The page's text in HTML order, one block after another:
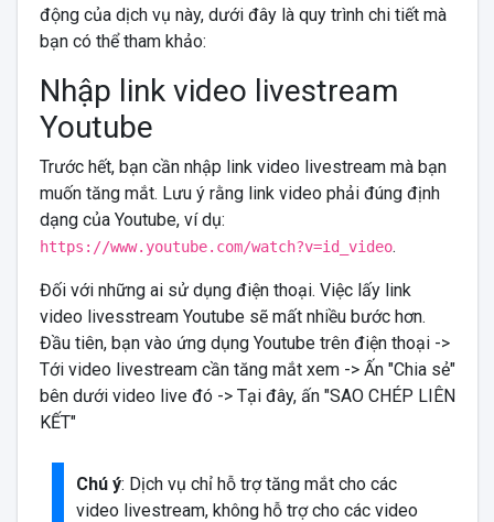
động của dịch vụ này, dưới đây là quy trình chi tiết mà
bạn có thể tham khảo:
Nhập link video livestream
Youtube
Trước hết, bạn cần nhập link video livestream mà bạn
muốn tăng mắt. Lưu ý rằng link video phải đúng định
dạng của Youtube, ví dụ:
https://www.youtube.com/watch?v=id_video.
Đối với những ai sử dụng điện thoại. Việc lấy link
video livesstream Youtube sẽ mất nhiều bước hơn.
Đầu tiên, bạn vào ứng dụng Youtube trên điện thoại ->
Tới video livestream cần tăng mắt xem -> Ấn "Chia sẻ"
bên dưới video live đó -> Tại đây, ấn "SAO CHÉP LIÊN
KẾT"
Chú ý: Dịch vụ chỉ hỗ trợ tăng mắt cho các
video livestream, không hỗ trợ cho các video